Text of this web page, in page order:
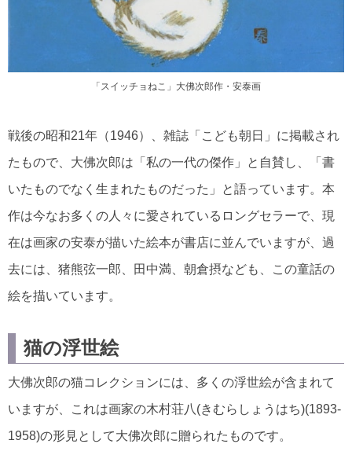
「スイッチョねこ」大佛次郎作・安泰画
戦後の昭和21年（1946）、雑誌「こども朝日」に掲載され
たもので、大佛次郎は「私の一代の傑作」と自賛し、「書
いたものでなく生まれたものだった」と語っています。本
作は今なお多くの人々に愛されているロングセラーで、現
在は画家の安泰が描いた絵本が書店に並んでいますが、過
去には、猪熊弦一郎、田中満、朝倉摂なども、この童話の
絵を描いています。
猫の浮世絵
大佛次郎の猫コレクションには、多くの浮世絵が含まれて
いますが、これは画家の木村荘八(きむらしょうはち)(1893-
1958)の形見として大佛次郎に贈られたものです。